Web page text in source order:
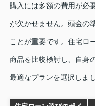
購入には多額の費用が必
が欠かせません。頭金の
ことが重要です。住宅ロ
商品を比較検討し、自身
最適なプランを選択しまし